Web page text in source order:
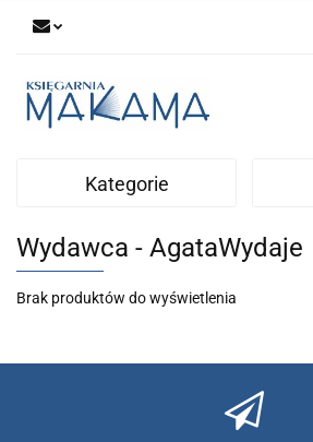
Kategorie
Wydawca - AgataWydaje
Brak produktów do wyświetlenia